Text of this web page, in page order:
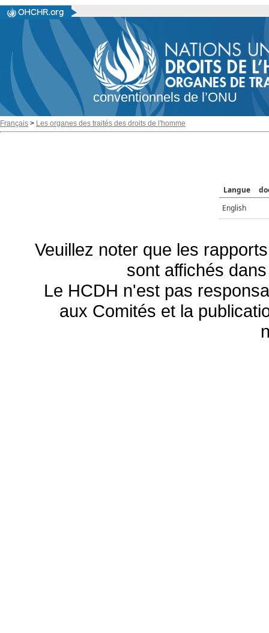
conventionnels de l’ONU
Français > Les organes des traités des droits de l'homme
Langue
English
Veuillez noter que les
sont affichés
Le HCDH n'est pas
aux Comités et la